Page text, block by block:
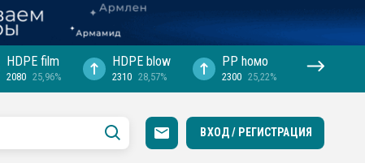
HDPE film
2080 25,96%
HDPE blow
2310 28,57%
PP hомо
2300 25,22%
ВХОД / РЕГИСТРАЦИЯ